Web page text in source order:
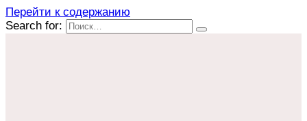
Перейти к содержанию
Search for: